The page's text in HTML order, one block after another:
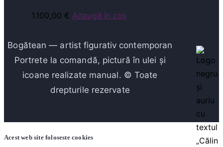
1.100,00 € Adaugă în coș
Bogătean — artist figurativ contemporan
Portrete la comandă, pictură în ulei și
icoane realizate manual. © Toate
drepturile rezervate
Acest web site foloseste cookies